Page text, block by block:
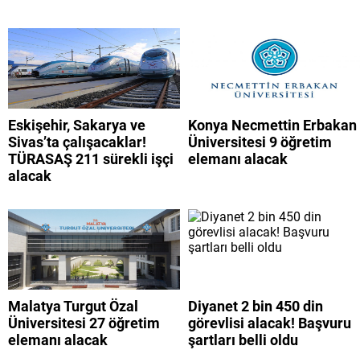
Eskişehir, Sakarya ve
Sivas’ta çalışacaklar!
TÜRASAŞ 211 sürekli işçi
alacak
Konya Necmettin Erbakan
Üniversitesi 9 öğretim
elemanı alacak
Malatya Turgut Özal
Üniversitesi 27 öğretim
elemanı alacak
Diyanet 2 bin 450 din
görevlisi alacak! Başvuru
şartları belli oldu